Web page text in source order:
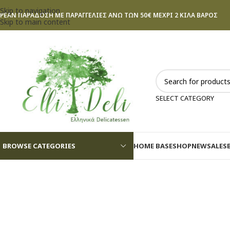
Skip to navigation
Skip to main content
ΠΑΡΑΔΟΣΗ ΜΕ ΠΑΡΑΓΓΕΛΙΕΣ ΑΝΩ ΤΩΝ 50€ ΜΕΧΡΙ 2 ΚΙΛΑ ΒΑΡΟΣ
SELECT CATEGORY
BROWSE CATEGORIES HOME BASESHOPNEWSALES